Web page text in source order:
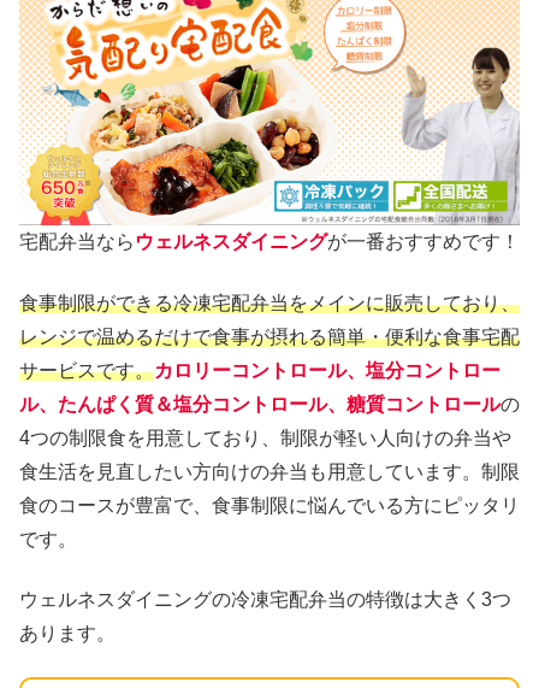
宅配弁当なら ウェルネスダイニングが一番おすすめです！
食事制限ができる冷凍宅配弁当をメインに販売しており、
レンジで温めるだけで食事が摂れる簡単・便利な食事宅配
サービスです。カロリーコントロール、塩分コントロー
ル、たんぱく質＆塩分コントロール、糖質コントロールの
4つの制限食を用意しており、制限が軽い人向けの弁当や
食生活を見直したい方向けの弁当も用意しています。制限
食のコースが豊富で、食事制限に悩んでいる方にピッタリ
です。
ウェルネスダイニングの冷凍宅配弁当の特徴は大きく3つ
あります。